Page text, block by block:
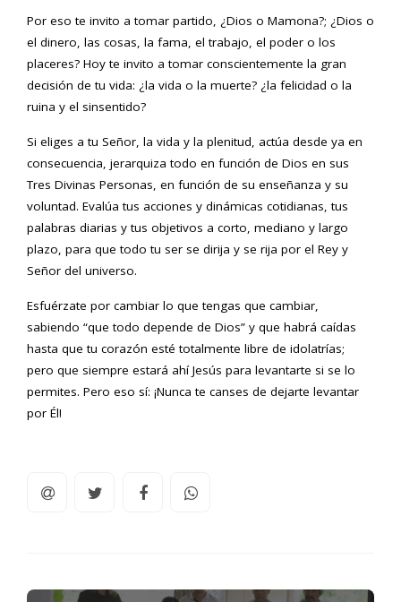
Por eso te invito a tomar partido, ¿Dios o Mamona?; ¿Dios o
el dinero, las cosas, la fama, el trabajo, el poder o los
placeres? Hoy te invito a tomar conscientemente la gran
decisión de tu vida: ¿la vida o la muerte? ¿la felicidad o la
ruina y el sinsentido?
Si eliges a tu Señor, la vida y la plenitud, actúa desde ya en
consecuencia, jerarquiza todo en función de Dios en sus
Tres Divinas Personas, en función de su enseñanza y su
voluntad. Evalúa tus acciones y dinámicas cotidianas, tus
palabras diarias y tus objetivos a corto, mediano y largo
plazo, para que todo tu ser se dirija y se rija por el Rey y
Señor del universo.
Esfuérzate por cambiar lo que tengas que cambiar,
sabiendo “que todo depende de Dios” y que habrá caídas
hasta que tu corazón esté totalmente libre de idolatrías;
pero que siempre estará ahí Jesús para levantarte si se lo
permites. Pero eso sí: ¡Nunca te canses de dejarte levantar
por Él!